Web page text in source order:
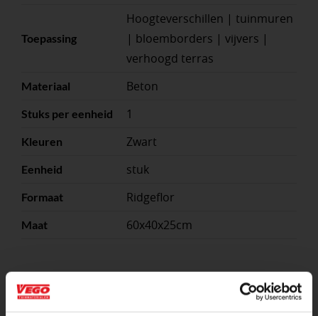
Toepassing
Hoogteverschillen | tuinmuren
| bloemborders | vijvers |
verhoogd terras
Materiaal Beton
Stuks per eenheid 1
Kleuren Zwart
Eenheid stuk
Formaat Ridgeflor
Maat 60x40x25cm